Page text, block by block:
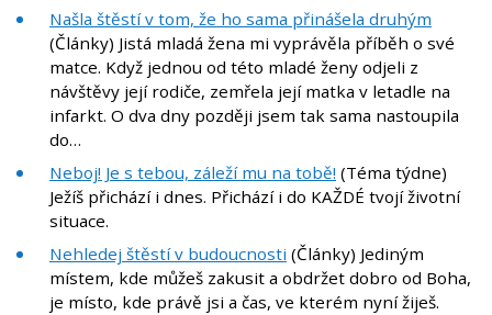
Našla štěstí v tom, že ho sama přinášela druhým
(Články) Jistá mladá žena mi vyprávěla příběh o své
matce. Když jednou od této mladé ženy odjeli z
návštěvy její rodiče, zemřela její matka v letadle na
infarkt. O dva dny později jsem tak sama nastoupila
do…
Neboj! Je s tebou, záleží mu na tobě! (Téma týdne)
Ježíš přichází i dnes. Přichází i do KAŽDÉ tvojí životní
situace.
Nehledej štěstí v budoucnosti (Články) Jediným
místem, kde můžeš zakusit a obdržet dobro od Boha,
je místo, kde právě jsi a čas, ve kterém nyní žiješ.